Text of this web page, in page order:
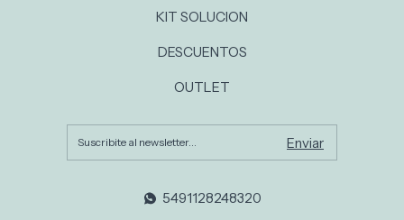
KIT SOLUCION
DESCUENTOS
OUTLET
5491128248320